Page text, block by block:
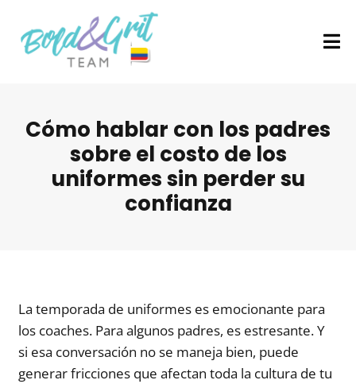
Cómo hablar con los padres
sobre el costo de los
uniformes sin perder su
confianza
La temporada de uniformes es emocionante para
los coaches. Para algunos padres, es estresante. Y
si esa conversación no se maneja bien, puede
generar fricciones que afectan toda la cultura de tu